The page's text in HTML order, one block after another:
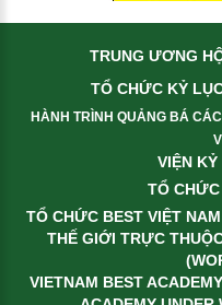
TRUNG ƯƠNG
TỔ CHỨC KỶ
HÀNH TRÌNH QUẢNG BÁ
VIỆN
TỔ
TỔ CHỨC BEST VIỆT
THẾ GIỚI TRỰC
VIETNAM BEST